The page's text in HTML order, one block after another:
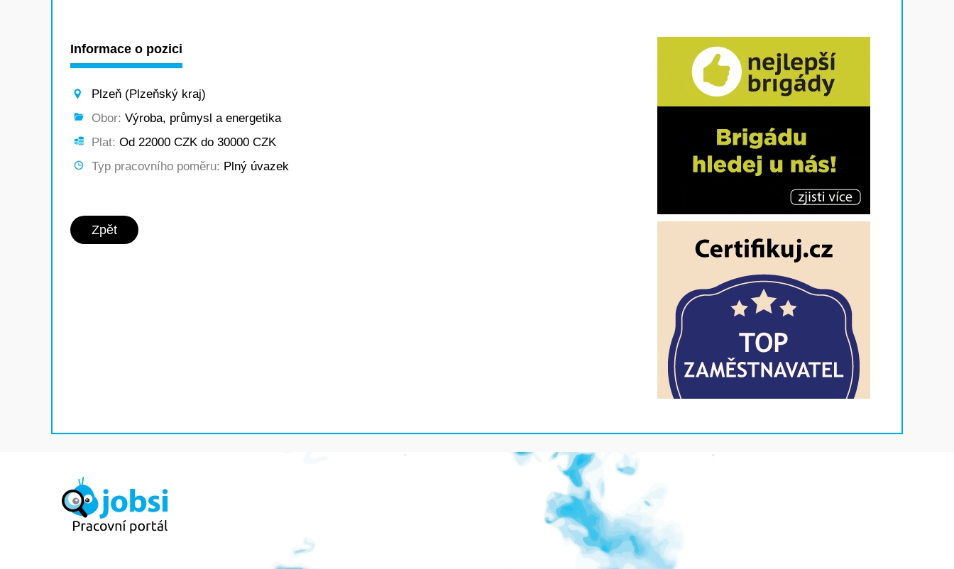
Informace o pozici
Plzeň (Plzeňský kraj)
Obor: Výroba, průmysl a energetika
Plat: Od 22000 CZK do 30000 CZK
Typ pracovního poměru: Plný úvazek
Zpět